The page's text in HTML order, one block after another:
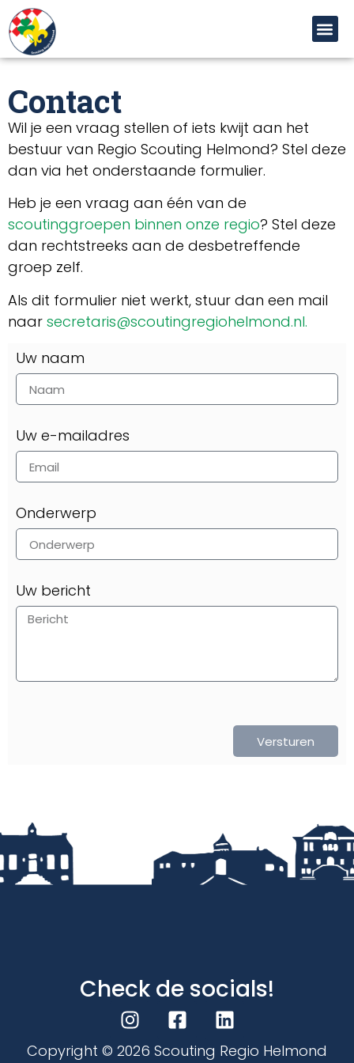
de
inhoud
Contact
Wil je een vraag stellen of iets kwijt aan het
bestuur van Regio Scouting Helmond? Stel deze
dan via het onderstaande formulier.
Heb je een vraag aan één van de
scoutinggroepen binnen onze regio? Stel deze
dan rechtstreeks aan de desbetreffende
groep zelf.
Als dit formulier niet werkt, stuur dan een mail
naar secretaris@scoutingregiohelmond.nl.
Uw naam
Uw e-mailadres
Onderwerp
Uw bericht
Versturen
Check de socials!
Copyright © 2026 Scouting Regio Helmond